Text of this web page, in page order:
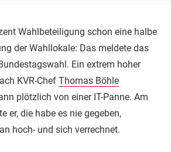
Wahlbeteiligung schon eine halbe
der Wahllokale: Das meldete das
Ein extrem hoher
KVR-Chef Thomas Böhle
plötzlich von einer IT-Panne. Am
er, die habe es nie gegeben,
hoch- und sich verrechnet.